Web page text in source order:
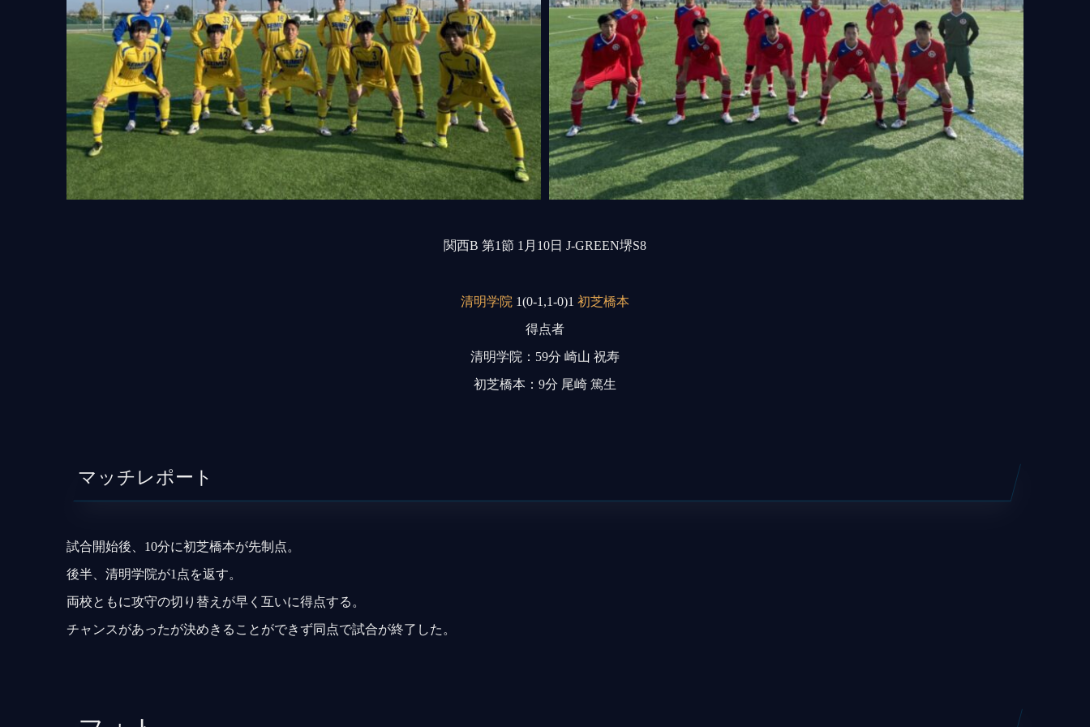
関西B 第1節 1月10日 J-GREEN堺S8
清明学院 1(0-1,1-0)1 初芝橋本
得点者
清明学院：59分 崎山 祝寿
初芝橋本：9分 尾崎 篤生
マッチレポート
試合開始後、10分に初芝橋本が先制点。
後半、清明学院が1点を返す。
両校ともに攻守の切り替えが早く互いに得点する。
チャンスがあったが決めきることができず同点で試合が終了した。